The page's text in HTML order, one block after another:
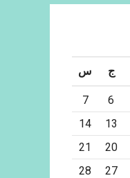
ج س
6
7
13
14
20
21
27
28